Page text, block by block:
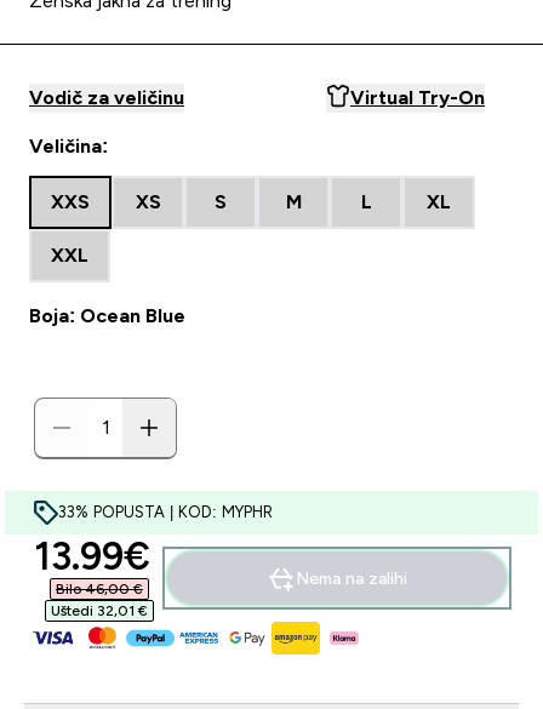
Vodič za veličinu Virtual Try-On
Veličina:
XXS XS S M L XL
XXL
Boja: Ocean Blue
33% POPUSTA | KOD: MYPHR
discounted price
13.99€‎
Bilo 46,00 €‎
Uštedi 32,01 €‎
Nema na zalihi